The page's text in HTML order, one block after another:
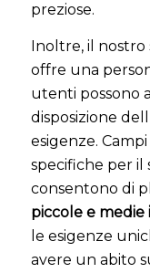
preziose.
Inoltre, il nostro
offre una
utenti possono
disposizione
esigenze.
specifiche per il
consentono di
piccole e medie
le esigenze
avere un abito